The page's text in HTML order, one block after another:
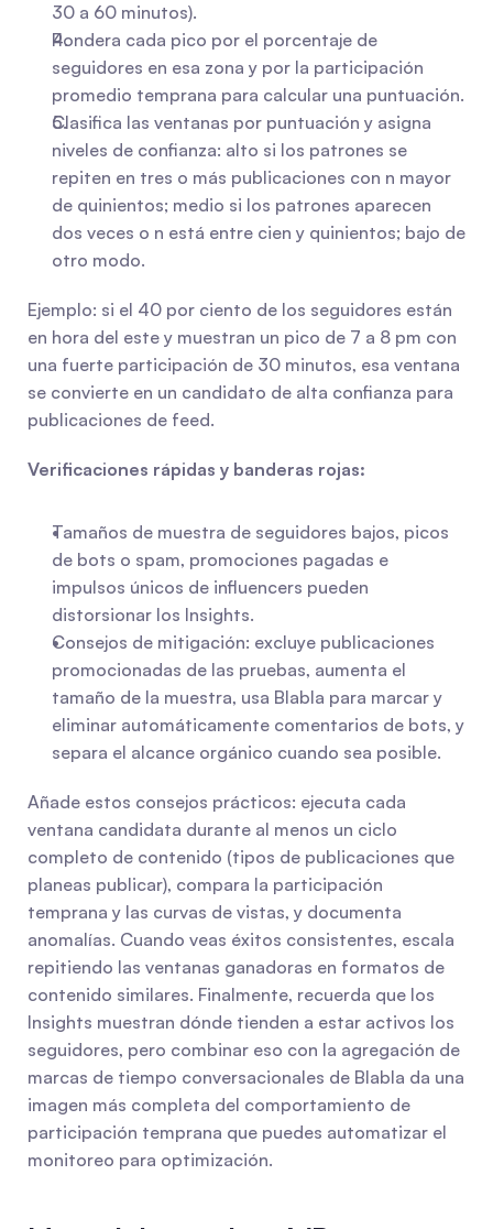
30 a 60 minutos).
Pondera cada pico por el porcentaje de
seguidores en esa zona y por la participación
promedio temprana para calcular una puntuación.
Clasifica las ventanas por puntuación y asigna
niveles de confianza: alto si los patrones se
repiten en tres o más publicaciones con n mayor
de quinientos; medio si los patrones aparecen
dos veces o n está entre cien y quinientos; bajo de
otro modo.
Ejemplo: si el 40 por ciento de los seguidores están
en hora del este y muestran un pico de 7 a 8 pm con
una fuerte participación de 30 minutos, esa ventana
se convierte en un candidato de alta confianza para
publicaciones de feed.
Verificaciones rápidas y banderas rojas:
Tamaños de muestra de seguidores bajos, picos
de bots o spam, promociones pagadas e
impulsos únicos de influencers pueden
distorsionar los Insights.
Consejos de mitigación: excluye publicaciones
promocionadas de las pruebas, aumenta el
tamaño de la muestra, usa Blabla para marcar y
eliminar automáticamente comentarios de bots, y
separa el alcance orgánico cuando sea posible.
Añade estos consejos prácticos: ejecuta cada
ventana candidata durante al menos un ciclo
completo de contenido (tipos de publicaciones que
planeas publicar), compara la participación
temprana y las curvas de vistas, y documenta
anomalías. Cuando veas éxitos consistentes, escala
repitiendo las ventanas ganadoras en formatos de
contenido similares. Finalmente, recuerda que los
Insights muestran dónde tienden a estar activos los
seguidores, pero combinar eso con la agregación de
marcas de tiempo conversacionales de Blabla da una
imagen más completa del comportamiento de
participación temprana que puedes automatizar el
monitoreo para optimización.